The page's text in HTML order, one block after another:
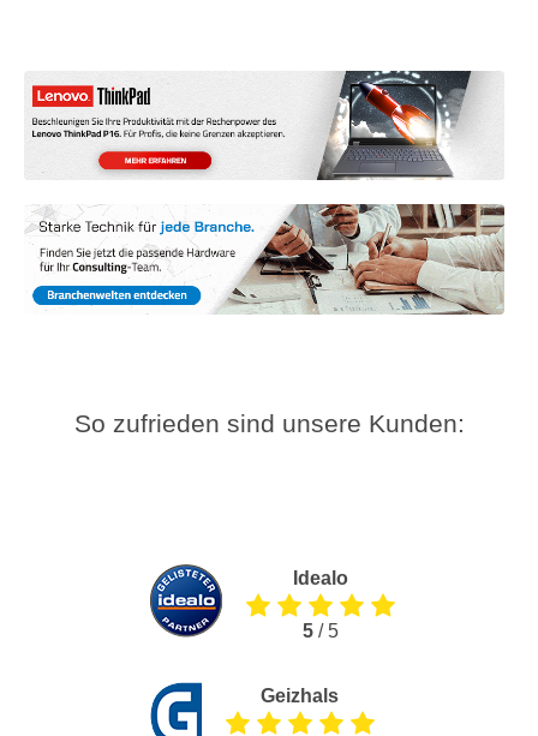
So zufrieden sind unsere Kunden:
Idealo
5/ 5
Geizhals